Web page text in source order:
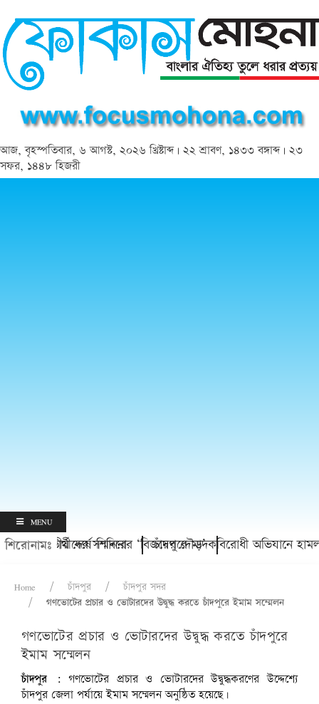
আজ, বৃহস্পতিবার, ৬ আগস্ট, ২০২৬ খ্রিষ্টাব্দ | ২২ শ্রাবণ, ১৪৩৩ বঙ্গাব্দ | ২৩
সফর, ১৪৪৮ হিজরী
MENU
শিরোনামঃ
শিক্ষার্থীদের সম্মাননা চাঁদপুরে মাদকবিরোধী অভিযানে
দ্বিতীয় বর্ষে শিবিরের ‘বিজয়ের দৌড়’
Home চাঁদপুর
চাঁদপুর সদর
গণভোটের প্রচার ও ভোটারদের উদ্বুদ্ধ করতে চাঁদপুরে ইমাম সম্মেলন
গণভোটের প্রচার ও ভোটারদের উদ্বুদ্ধ করতে চাঁদপুরে
ইমাম সম্মেলন
চাঁদপুর :গণভোটের প্রচার ও ভোটারদের উদ্বুদ্ধকরণের উদ্দেশ্যে
চাঁদপুর জেলা পর্যায়ে ইমাম সম্মেলন অনুষ্ঠিত হয়েছে।